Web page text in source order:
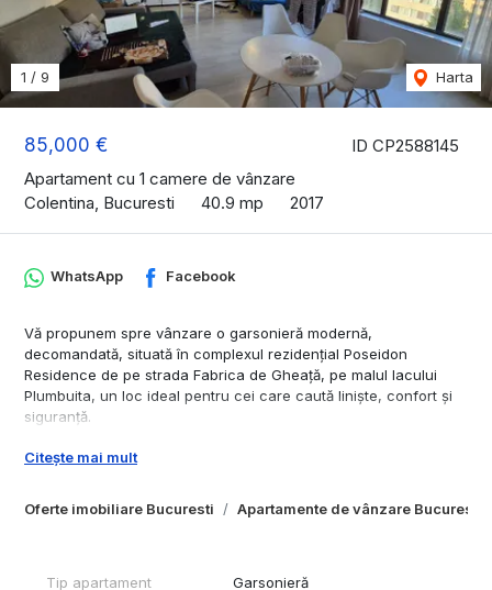
ID CP2588145
85,000 €
Apartament cu 1 camere de vânzare
Colentina, Bucuresti
40.9 mp 2017
1 / 9 Harta
Oferte imobiliare Bucuresti Apartamente de vânzare Bucuresti
WhatsApp Facebook
Vă propunem spre vânzare o garsonieră modernă,
decomandată, situată în complexul rezidențial Poseidon
Residence de pe strada Fabrica de Gheață, pe malul lacului
Plumbuita, un loc ideal pentru cei care caută liniște, confort și
siguranță.
📐 Suprafață utilă: 40,90 mp
🔒 Acces securizat | Pază 24/24 | Sistem CCTV
🛋️ Complet mobilată și utilată – gata de mutat!
Citește mai mult
Tip apartament Garsonieră